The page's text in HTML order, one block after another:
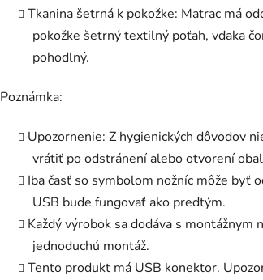
Tkanina šetrná k pokožke: Matrac má
pokožke šetrný textilný poťah, vďaka
pohodlný.
Poznámka:
Upozornenie: Z hygienických dôvodov
vrátiť po odstránení alebo otvorení
Iba časť so symbolom nožníc môže byť
USB bude fungovať ako predtým.
Každý výrobok sa dodáva s montážnym
jednoduchú montáž.
Tento produkt má USB konektor.